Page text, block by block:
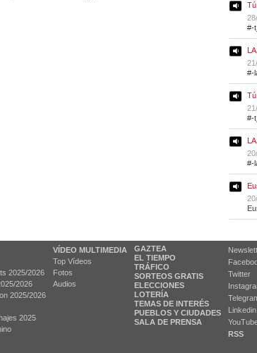
#-
#-
#-
#-
2025/2026
2026
2025/2026
2025
VÍDEO MULTIMEDIA
Top Vídeos
Fotos
Audios
GAZTEA
EL TIEMPO
TRÁFICO
SORTEOS GRATIS
ELECCIONES
LOTERÍA
TEMAS DE INTERÉS
PUEBLOS Y CIUDADES
SALA DE PRENSA
Twitter
Linkedin
RSS